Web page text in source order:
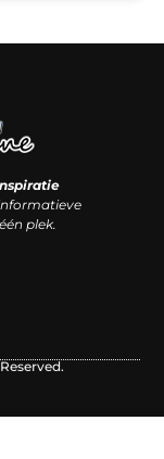
plek.